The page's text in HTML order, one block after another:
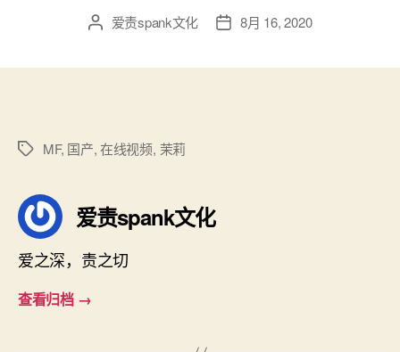
文 爱责spank文化
发 8月 16, 2020
标
MF, 国产,在线视频, 茉莉
爱责spank文化
爱之深，责之切
查看归档 →